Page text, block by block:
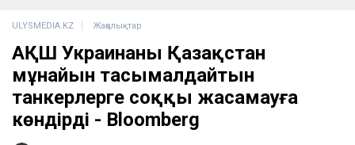
ULYSMEDIA.KZ Жаңалықтар
АҚШ Украинаны Қазақстан
мұнайын тасымалдайтын
танкерлерге соққы жасамауға
көндірді - Bloomberg